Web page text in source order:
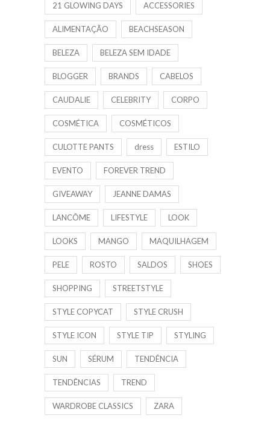
21 GLOWING DAYS ACCESSORIES
ALIMENTAÇÃO BEACHSEASON
BELEZA BELEZA SEM IDADE
BLOGGER BRANDS CABELOS
CAUDALIE CELEBRITY CORPO
COSMÉTICA COSMÉTICOS
CULOTTE PANTS dress ESTILO
EVENTO FOREVER TREND
GIVEAWAY JEANNE DAMAS
LANCÔME LIFESTYLE LOOK
LOOKS MANGO MAQUILHAGEM
PELE ROSTO SALDOS SHOES
SHOPPING STREETSTYLE
STYLE COPYCAT STYLE CRUSH
STYLE ICON STYLE TIP STYLING
SUN SÉRUM TENDÊNCIA
TENDÊNCIAS TREND
WARDROBE CLASSICS ZARA